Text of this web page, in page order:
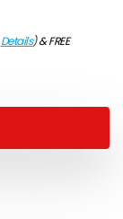
Details)&FREE